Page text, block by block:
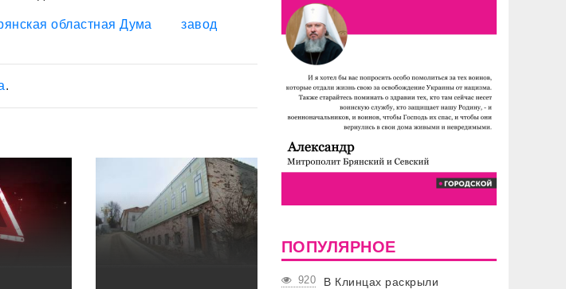
областная Дума
завод
.
ПОПУЛЯРНОЕ
920
В Клинцах раскрыли